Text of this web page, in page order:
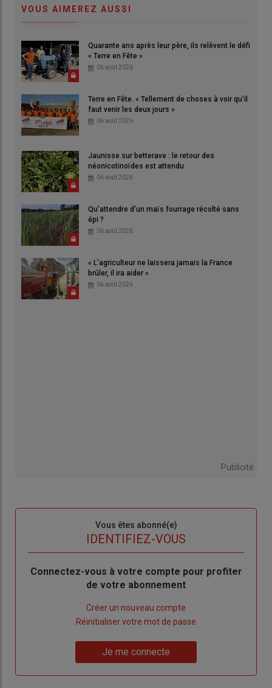
VOUS AIMEREZ AUSSI
Quarante ans après leur père, ils relèvent le défi
« Terre en Fête »
06 août 2026
Terre en Fête. « Tellement de choses à voir qu'il
faut venir les deux jours »
06 août 2026
Jaunisse sur betterave : le retour des
néonicotinoïdes est attendu
06 août 2026
Qu'attendre d'un maïs fourrage récolté sans
épi ?
06 août 2026
« L'agriculteur ne laissera jamais la France
brûler, il ira aider »
06 août 2026
Publicité
Vous êtes abonné(e)
IDENTIFIEZ-VOUS
Body
Connectez-vous à votre compte pour profiter
de votre abonnement
Créer un nouveau compte
de
Réinitialiser votre mot de passe
me
Je me connecte